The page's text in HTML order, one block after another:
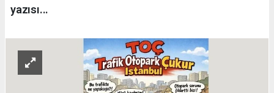
yazısı...